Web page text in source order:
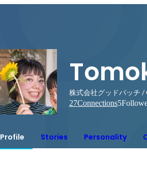
株式会社グッドパッチ
27Connections5
Profile Stories Personality